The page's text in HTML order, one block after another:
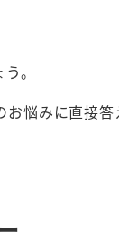
。
悩みに直接